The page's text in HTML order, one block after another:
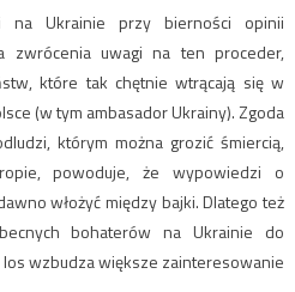
na Ukrainie przy bierności opinii
zwrócenia uwagi na ten proceder,
które tak chętnie wtrącają się w
(w tym ambasador Ukrainy). Zgoda
którym można grozić śmiercią,
, powoduje, że wypowiedzi o
włożyć między bajki. Dlatego też
bohaterów na Ukrainie do
wzbudza większe zainteresowanie